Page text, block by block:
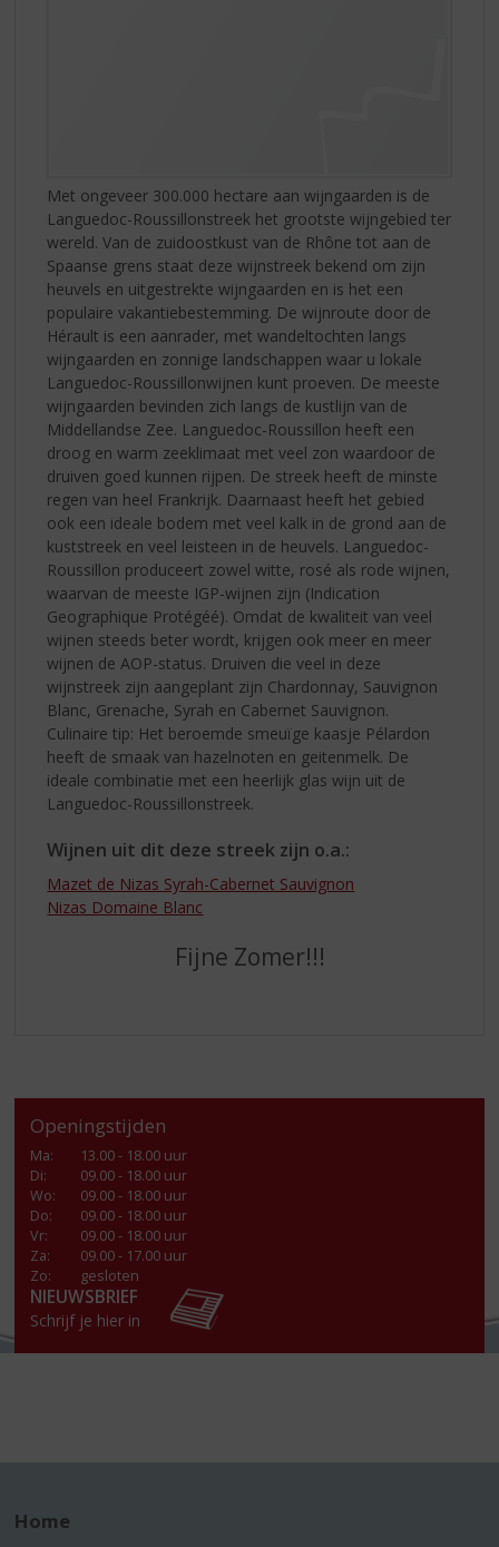
Met ongeveer 300.000 hectare aan wijngaarden is de
Languedoc-Roussillonstreek het grootste wijngebied ter
wereld. Van de zuidoostkust van de Rhône tot aan de
Spaanse grens staat deze wijnstreek bekend om zijn
heuvels en uitgestrekte wijngaarden en is het een
populaire vakantiebestemming. De wijnroute door de
Hérault is een aanrader, met wandeltochten langs
wijngaarden en zonnige landschappen waar u lokale
Languedoc-Roussillonwijnen kunt proeven. De meeste
wijngaarden bevinden zich langs de kustlijn van de
Middellandse Zee. Languedoc-Roussillon heeft een
droog en warm zeeklimaat met veel zon waardoor de
druiven goed kunnen rijpen. De streek heeft de minste
regen van heel Frankrijk. Daarnaast heeft het gebied
ook een ideale bodem met veel kalk in de grond aan de
kuststreek en veel leisteen in de heuvels. Languedoc-
Roussillon produceert zowel witte, rosé als rode wijnen,
waarvan de meeste IGP-wijnen zijn (Indication
Geographique Protégéé). Omdat de kwaliteit van veel
wijnen steeds beter wordt, krijgen ook meer en meer
wijnen de AOP-status. Druiven die veel in deze
wijnstreek zijn aangeplant zijn Chardonnay, Sauvignon
Blanc, Grenache, Syrah en Cabernet Sauvignon.
Culinaire tip: Het beroemde smeuïge kaasje Pélardon
heeft de smaak van hazelnoten en geitenmelk. De
ideale combinatie met een heerlijk glas wijn uit de
Languedoc-Roussillonstreek.
Wijnen uit dit deze streek zijn o.a.:
Mazet de Nizas Syrah-Cabernet Sauvignon
Nizas Domaine Blanc
Fijne Zomer!!!
Openingstijden
Ma:
13.00 - 18.00 uur
Di:
09.00 - 18.00 uur
Wo:
09.00 - 18.00 uur
Do:
09.00 - 18.00 uur
Vr:
09.00 - 18.00 uur
Za:
09.00 - 17.00 uur
Zo:
gesloten
NIEUWSBRIEF
Schrijf je hier in
Home